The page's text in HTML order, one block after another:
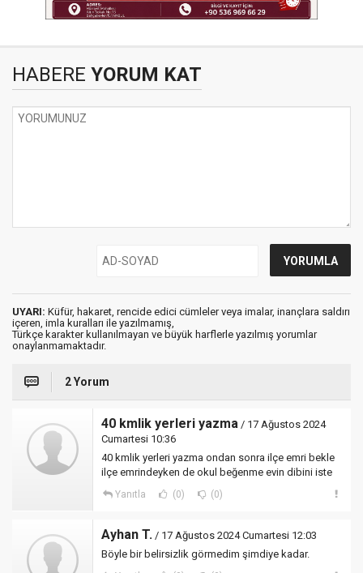
HABERE YORUM KAT
UYARI: Küfür, hakaret, rencide edici cümleler veya imalar, inançlara saldırı
içeren, imla kuralları ile yazılmamış,
Türkçe karakter kullanılmayan ve büyük harflerle yazılmış yorumlar
onaylanmamaktadır.
2 Yorum
40 kmlik yerleri yazma / 17 Ağustos 2024
Cumartesi 10:36
40 kmlik yerleri yazma ondan sonra ilçe emri bekle
ilçe emrindeyken de okul beğenme evin dibini iste
Yanıtla (0) (0)
Ayhan T. / 17 Ağustos 2024 Cumartesi 12:03
Böyle bir belirsizlik görmedim şimdiye kadar.